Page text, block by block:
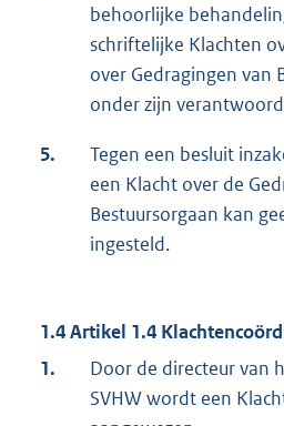
behoorlijke
schriftelijke Klachten
over Gedragingen van
onder zijn
5.
Tegen een besluit
een Klacht over de
Bestuursorgaan kan
ingesteld.
1.4 Artikel 1.4
1.
Door de directeur van
SVHW wordt een